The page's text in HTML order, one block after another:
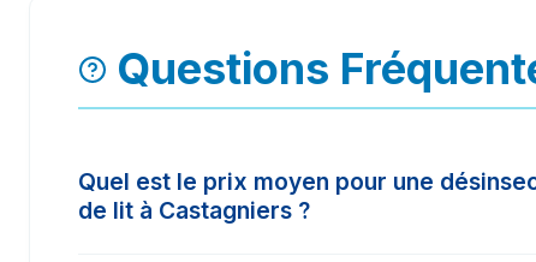
Questions
Quel est le prix moyen pour une
de lit à Castagniers ?